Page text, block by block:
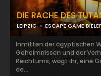
DIE RACHE DES
LEIPZIG ESCAPE GAME
Inmitten der ägyptischen
Geheimnissen und der
Reichtums, wagt ihr, eine
de...